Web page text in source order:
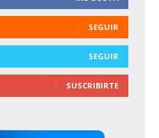
SEGUIR
SEGUIR
SUSCRIBIRTE